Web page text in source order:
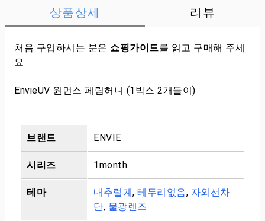
상품상세 리뷰
처음 구입하시는 분은 쇼핑가이드를 읽고 구매해 주세
요
EnvieUV 원먼스 페림허니 (1박스 2개들이)
브랜드 ENVIE
시리즈 1month
테마 내추럴계, 테두리없음, 자외선차
단, 물광렌즈